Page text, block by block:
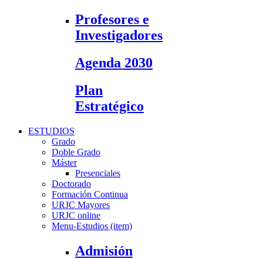
Profesores e
Investigadores
Agenda 2030
Plan
Estratégico
ESTUDIOS
Grado
Doble Grado
Máster
Presenciales
Doctorado
Formación Continua
URJC Mayores
URJC online
Menu-Estudios (item)
Admisión